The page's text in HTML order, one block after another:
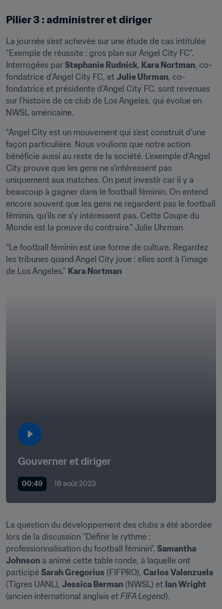
Pilier 3 : administrer et diriger
La journée s’est achevée sur une étude de cas intitulée
"Exemple de réussite : gros plan sur Angel City FC".
Interrogées par Stephanie Rudnick, Kara Nortman, co-
fondatrice d’Angel City FC, et Julie Uhrman, co-
fondatrice et présidente d’Angel City FC, sont revenues
sur l’histoire de ce club de Los Angeles, qui évolue en
NWSL américaine.
"Angel City est un mouvement qui s’est construit d’une
façon particulière. Nous voulions que notre action
bénéficie aussi au reste de la société. L’exemple d’Angel
City prouve que les gens ne s’intéressent pas
uniquement aux matches. On peut investir car il y a
beaucoup à gagner dans le football féminin. On entend
encore souvent que les gens ne regardent pas le football
féminin, qu’ils ne s’y intéressent pas. Cette Coupe du
Monde est la preuve du contraire." Julie Uhrman
"Le football féminin est une forme de culture. Regardez
les tribunes quand Angel City joue : elles sont à l’image
de Los Angeles." Kara Nortman
Gouverner et diriger
00:49 18 août 2023
La question du développement des clubs a été abordée
lors de la discussion "Définir le rythme :
professionnalisation du football féminin". Samantha
Johnson a animé cette table ronde, à laquelle ont
participé Sarah Gregorius (FIFPRO), Carlos Valenzuela
(Tigres UANL), Jessica Berman (NWSL) et Ian Wright
(ancien international anglais et FIFA Legend).